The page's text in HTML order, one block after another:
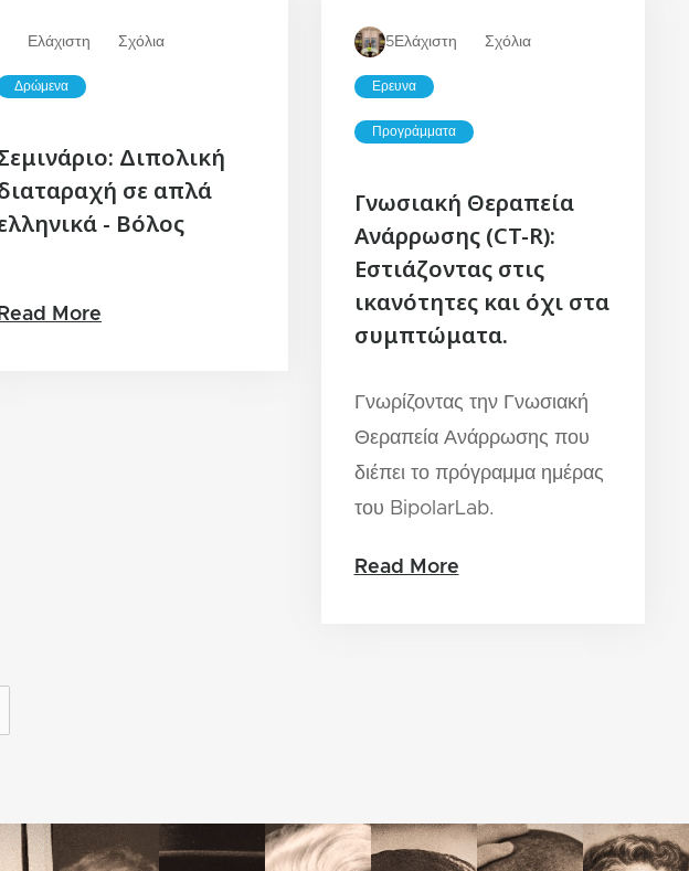
Ελάχιστη Σχόλια
Δρώμενα
Διπολική
σε απλά
- Βόλος
Read More
5Ελάχιστη Σχόλια
Ερευνα
Προγράμματα
Γνωσιακή Θεραπεία
Ανάρρωσης (CT-R):
Εστιάζοντας στις
ικανότητες και όχι στα
συμπτώματα.
Γνωρίζοντας την Γνωσιακή
Θεραπεία Ανάρρωσης που
διέπει το πρόγραμμα ημέρας
του BipolarLab.
Read More